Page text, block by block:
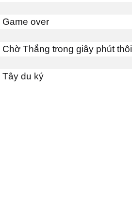
Game over
Chờ Thắng trong giây phút thôi
Tây du ký